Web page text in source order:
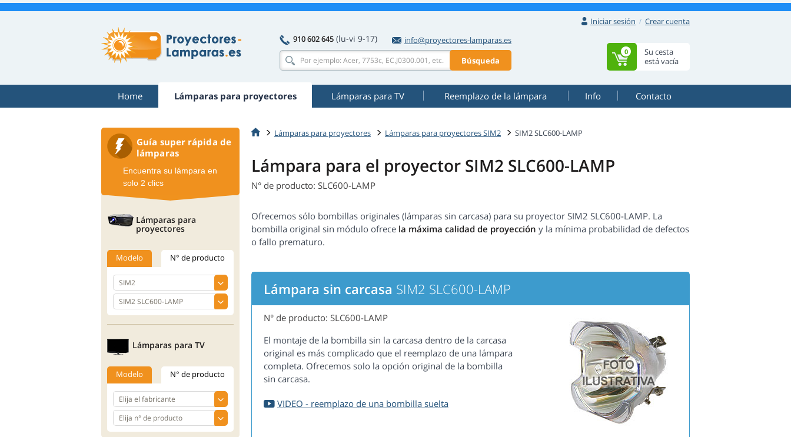
Iniciar sesión
Crear cuenta
910 602 645 (lu-vi 9-17)
info@proyectores-lamparas.es
Búsqueda
Su cesta
está vacía
0
Home Lámparas para proyectores Lámparas para TV Reemplazo de la lámpara Info Contacto
Lámparas para proyectores Lámparas para proyectores SIM2 SIM2 SLC600-LAMP
Lámpara para el proyector SIM2 SLC600-LAMP
N° de producto: SLC600-LAMP
Ofrecemos sólo bombillas originales (lámparas sin carcasa) para su proyector SIM2 SLC600-LAMP. La
bombilla original sin módulo ofrece la máxima calidad de proyección y la mínima probabilidad de defectos
o fallo prematuro.
Lámpara sin carcasa SIM2 SLC600-LAMP
N° de producto: SLC600-LAMP
El montaje de la bombilla sin la carcasa dentro de la carcasa
original es más complicado que el reemplazo de una lámpara
completa. Ofrecemos solo la opción original de la bombilla
sin carcasa.
VIDEO - reemplazo de una bombilla suelta
Guía super rápida de
lámparas
Encuentra su lámpara en
solo 2 clics
Lámparas para
proyectores
Modelo N° de producto
Lámparas para TV
Modelo N° de producto